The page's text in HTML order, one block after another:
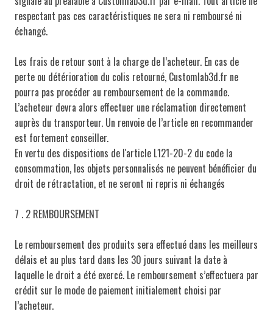
respectant pas ces caractéristiques ne sera ni remboursé ni
échangé.
Les frais de retour sont à la charge de l’acheteur. En cas de
perte ou détérioration du colis retourné, Customlab3d.fr ne
pourra pas procéder au remboursement de la commande.
L’acheteur devra alors effectuer une réclamation directement
auprès du transporteur. Un renvoie de l’article en recommander
est fortement conseiller.
En vertu des dispositions de l'article L121-20-2 du code la
consommation, les objets personnalisés ne peuvent bénéficier du
droit de rétractation, et ne seront ni repris ni échangés
7 . 2 REMBOURSEMENT
Le remboursement des produits sera effectué dans les meilleurs
délais et au plus tard dans les 30 jours suivant la date à
laquelle le droit a été exercé. Le remboursement s’effectuera par
crédit sur le mode de paiement initialement choisi par
l’acheteur.